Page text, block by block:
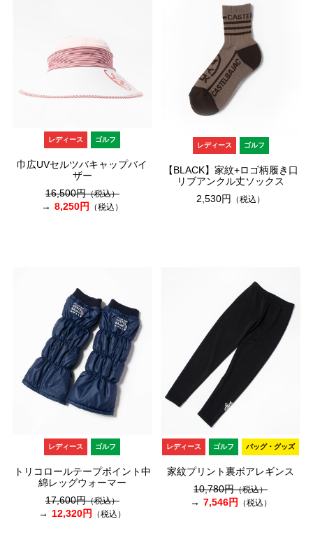
レディース ゴルフ
巾広UVセルツバキャップバイ
ザー
16,500円（税込）
8,250円 （税込）
レディース ゴルフ
【BLACK】家紋+ロゴ柄履き口
リブアンクル丈ソックス
2,530円
（税込）
レディース ゴルフ
トリコロールテープポイント中
綿レッグウォーマー
17,600円（税込）
12,320円 （税込）
レディース ゴルフ バッグ・グッズ
家紋プリント裏ボアレギンス
10,780円（税込）
7,546円 （税込）